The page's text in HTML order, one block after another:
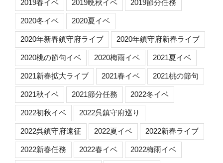
2019春イベ 2019晩秋イベ 2019節分任務
2020冬イベ 2020夏イベ
2020年新春鎮守府ライブ 2020年鎮守府新春ライブ
2020桃の節句イベ 2020梅雨イベ 2021夏イベ
2021新春拡大ライブ 2021春イベ 2021桃の節句
2021秋イベ 2021節分任務 2022冬イベ
2022初秋イベ 2022呉鎮守府巡り
2022呉鎮守府遠征 2022夏イベ 2022新春ライブ
2022新春任務 2022春イベ 2022梅雨イベ